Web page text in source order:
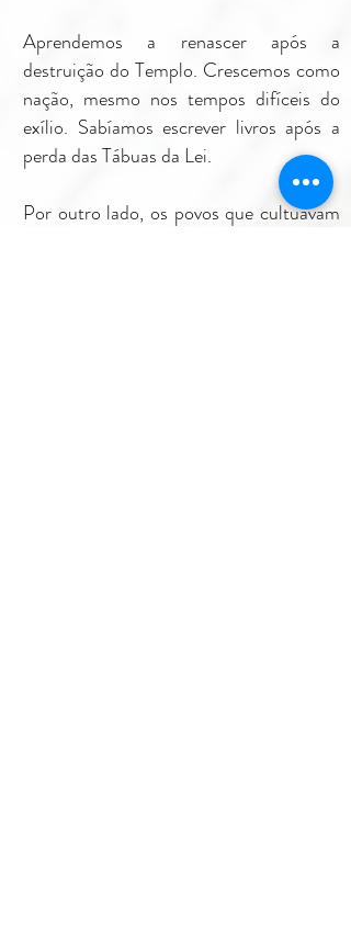
Aprendemos a renascer após a
destruição do Templo. Crescemos como
nação, mesmo nos tempos difíceis do
exílio. Sabíamos escrever livros após a
perda das Tábuas da Lei.
Por outro lado, os povos que cultuavam